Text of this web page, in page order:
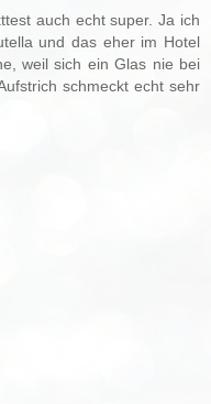
auch echt super. Ja ich
und das eher im Hotel
weil sich ein Glas nie bei
schmeckt echt sehr